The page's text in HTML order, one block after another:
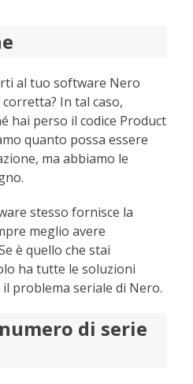
al tuo software Nero
In tal caso,
hai perso il codice Product
quanto possa essere
ma abbiamo le
stesso fornisce la
meglio avere
è quello che stai
ha tutte le soluzioni
problema seriale di Nero.
di serie